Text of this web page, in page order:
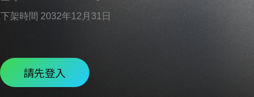
下架時間 2032年12月31日
請先登入